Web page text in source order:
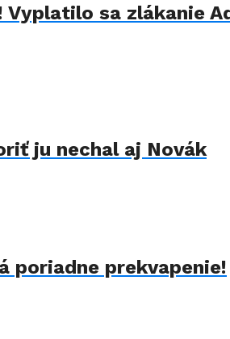
sa zlákanie
ju nechal aj Novák
poriadne prekvapenie!